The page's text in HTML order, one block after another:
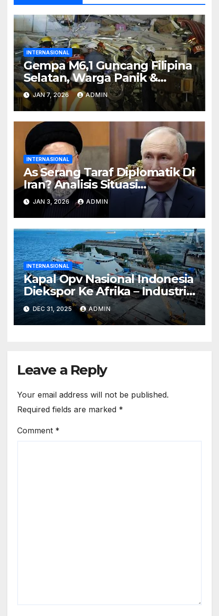
INTERNASIONAL
Gempa M6,1 Guncang Filipina
Selatan, Warga Panik &
Bangunan Rusak
JAN 7, 2026 ADMIN
INTERNASIONAL
As Serang Taraf Diplomatik Di
Iran? Analisis Situasi
Internasional Terkini
JAN 3, 2026 ADMIN
INTERNASIONAL
Kapal Opv Nasional Indonesia
Diekspor Ke Afrika – Industri
Pertahanan Go Global
DEC 31, 2025 ADMIN
Leave a Reply
Your email address will not be published.
Required fields are marked *
Comment *